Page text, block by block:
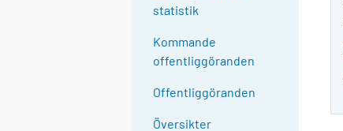
statistik
Kommande
offentliggöranden
Offentliggöranden
Översikter